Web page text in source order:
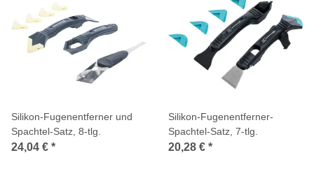
Silikon-Fugenentferner und
Spachtel-Satz, 8-tlg.
24,04 € *
Silikon-Fugenentferner-
Spachtel-Satz, 7-tlg.
20,28 € *